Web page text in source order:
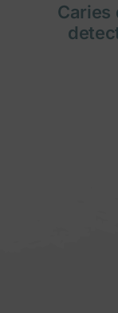
Caries